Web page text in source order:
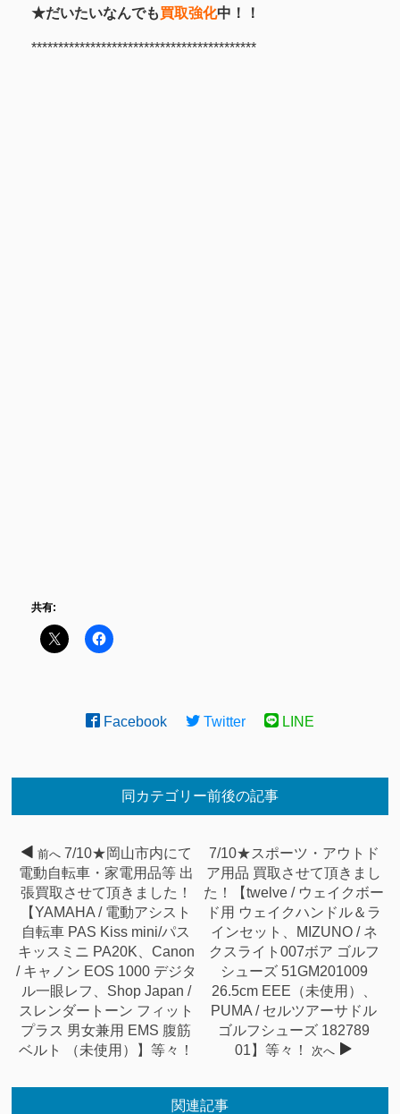
★だいたいなんでも買取強化中！！
******************************************
共有:
Facebook Twitter LINE
同カテゴリー前後の記事
前へ 7/10★岡山市内にて
電動自転車・家電用品等 出
張買取させて頂きました！
【YAMAHA / 電動アシスト
自転車 PAS Kiss mini/パス
キッスミニ PA20K、Canon
/ キャノン EOS 1000 デジタ
ル一眼レフ、Shop Japan /
スレンダートーン フィット
プラス 男女兼用 EMS 腹筋
ベルト （未使用）】等々！
7/10★スポーツ・アウトド
ア用品 買取させて頂きまし
た！【twelve / ウェイクボー
ド用 ウェイクハンドル＆ラ
インセット、MIZUNO / ネ
クスライト007ボア ゴルフ
シューズ 51GM201009
26.5cm EEE（未使用）、
PUMA / セルツアーサドル
ゴルフシューズ 182789
01】等々！
次へ
関連記事